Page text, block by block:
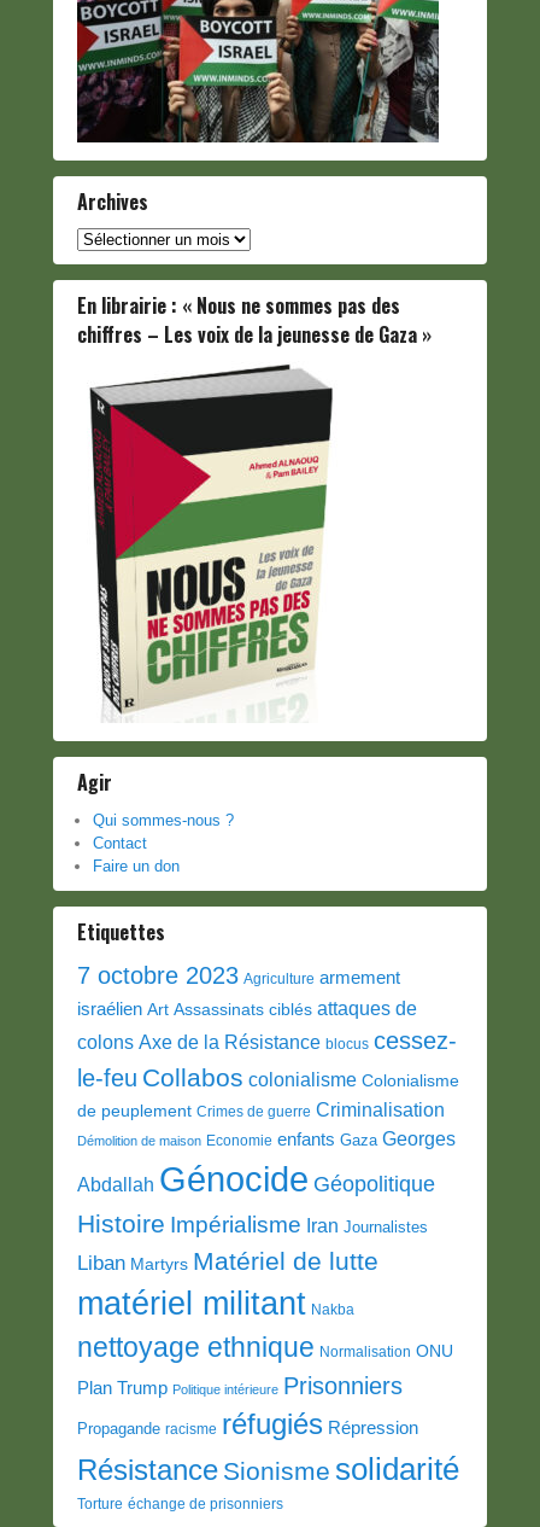
Archives
Archives
En librairie : « Nous ne sommes pas des
chiffres – Les voix de la jeunesse de Gaza »
Agir
Qui sommes-nous ?
Contact
Faire un don
Etiquettes
7 octobre 2023 Agriculture armement
israélien Art Assassinats ciblés attaques de
colons Axe de la Résistance blocus cessez-
le-feu Collabos colonialisme Colonialisme
de peuplement Crimes de guerre Criminalisation
Démolition de maison Economie enfants Gaza Georges
Abdallah Génocide Géopolitique
Histoire Impérialisme Iran Journalistes
Liban Martyrs Matériel de lutte
matériel militant Nakba
nettoyage ethnique Normalisation ONU
Plan Trump Politique intérieure Prisonniers
Propagande racisme réfugiés Répression
Résistance Sionisme solidarité
Torture échange de prisonniers